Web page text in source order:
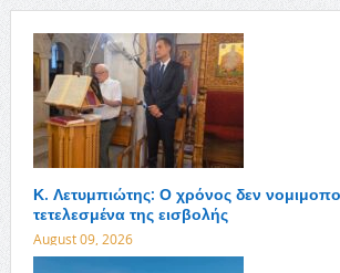
Κ. Λετυμπιώτης: Ο χρόνος δεν
τετελεσμένα της εισβολής
August 09, 2026